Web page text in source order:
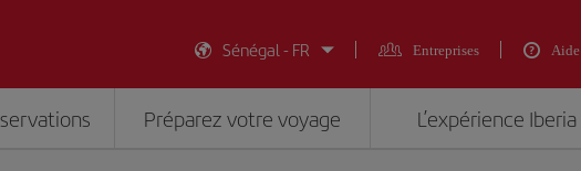
Sénégal - FR
Entreprises Aide
Préparez votre voyage L’expérience Iberia